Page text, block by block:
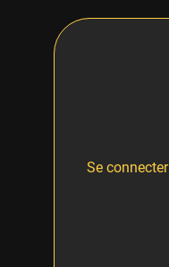
Se connecter